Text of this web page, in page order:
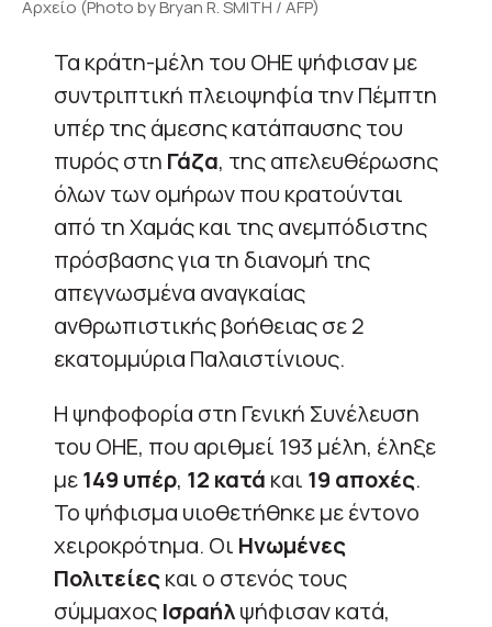
Αρχείο (Photo by Bryan R. SMITH / AFP)
Τα κράτη-μέλη του ΟΗΕ ψήφισαν με
συντριπτική πλειοψηφία την Πέμπτη
υπέρ της άμεσης κατάπαυσης του
πυρός στη Γάζα, της απελευθέρωσης
όλων των ομήρων που κρατούνται
από τη Χαμάς και της ανεμπόδιστης
πρόσβασης για τη διανομή της
απεγνωσμένα αναγκαίας
ανθρωπιστικής βοήθειας σε 2
εκατομμύρια Παλαιστίνιους.
Η ψηφοφορία στη Γενική Συνέλευση
του ΟΗΕ, που αριθμεί 193 μέλη, έληξε
με149 υπέρ, 12 κατά και 19 αποχές.
Το ψήφισμα υιοθετήθηκε με έντονο
χειροκρότημα. Οι Ηνωμένες
Πολιτείεςκαι ο στενός τους
σύμμαχος Ισραήλψήφισαν κατά,